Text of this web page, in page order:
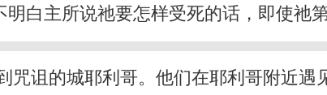
白主所说祂要怎样受死的话，即使祂
诅的城耶利哥。他们在耶利哥附近遇